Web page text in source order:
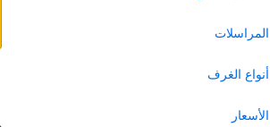
المراسلات
أنواع الغرف
الأسعار